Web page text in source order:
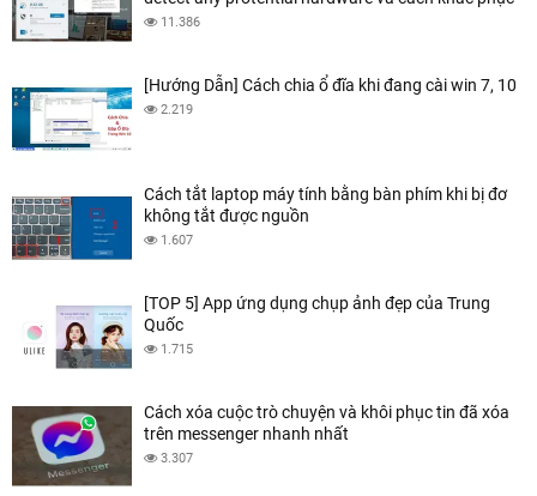
chúng
11.386
[Hướng Dẫn] Cách chia ổ đĩa khi đang cài win 7, 10
2.219
Cách tắt laptop máy tính bằng bàn phím khi bị đơ
không tắt được nguồn
1.607
[TOP 5] App ứng dụng chụp ảnh đẹp của Trung
Quốc
1.715
Cách xóa cuộc trò chuyện và khôi phục tin đã xóa
trên messenger nhanh nhất
3.307